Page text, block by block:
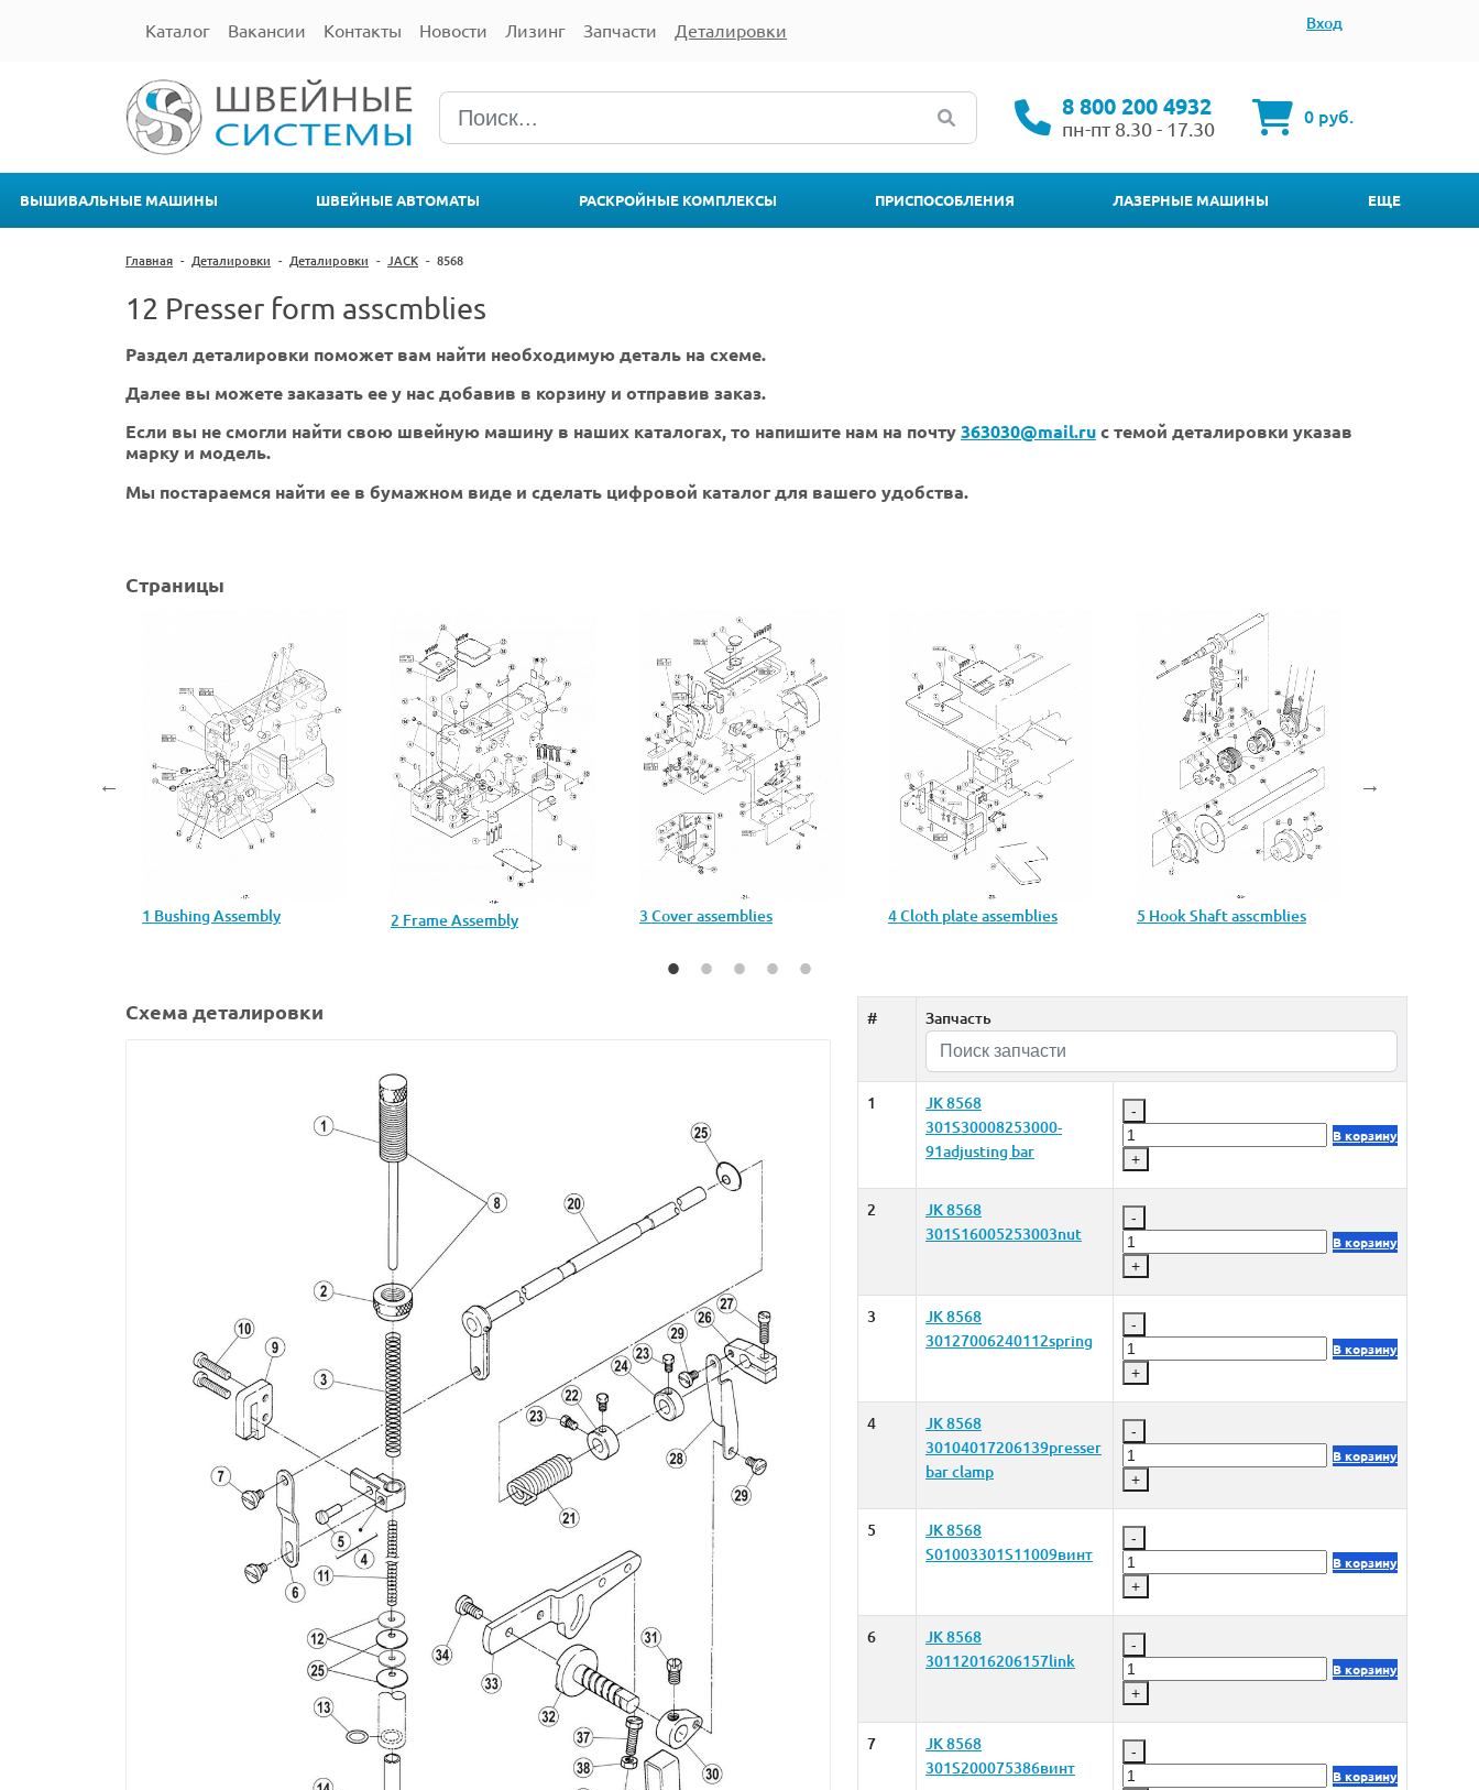
Каталог Вакансии Контакты Новости Лизинг Запчасти Деталировки Вход
8 800 200 4932
пн-пт 8.30 - 17.30
0 руб.
ВЫШИВАЛЬНЫЕ МАШИНЫ ШВЕЙНЫЕ АВТОМАТЫ РАСКРОЙНЫЕ КОМПЛЕКСЫ ПРИСПОСОБЛЕНИЯ ЛАЗЕРНЫЕ МАШИНЫ ЕЩЕ
Главная - Деталировки - Деталировки - JACK - 8568
12 Presser form asscmblies
Раздел деталировки поможет вам найти необходимую деталь на схеме.
Далее вы можете заказать ее у нас добавив в корзину и отправив заказ.
Если вы не смогли найти свою швейную машину в наших каталогах, то напишите нам на почту 363030@mail.ru с темой деталировки указав
марку и модель.
Мы постараемся найти ее в бумажном виде и сделать цифровой каталог для вашего удобства.
Страницы
1 Bushing Assembly 2 Frame Assembly 3 Cover assemblies 4 Cloth plate assemblies 5 Hook Shaft asscmblies
Схема деталировки # Запчасть
1
JK 8568
301S30008253000-
91adjusting bar
-
+
В корзину
2
JK 8568
301S16005253003nut
-
+
В корзину
3
JK 8568
30127006240112spring
-
+
В корзину
4
JK 8568
30104017206139presser
bar clamp
-
+
В корзину
5
JK 8568
S01003301S11009винт
-
+
В корзину
6
JK 8568
30112016206157link
-
+
В корзину
7
JK 8568
301S200075386винт
-
В корзину